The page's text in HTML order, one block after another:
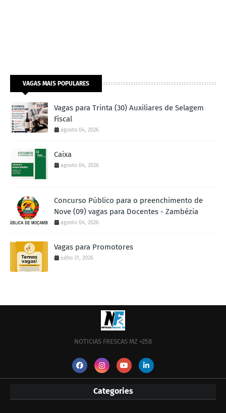
VAGAS MAIS POPULARES
Vagas para Trinta (30) Auxiliares de Selagem
Fiscal
agosto 04, 2026
Caixa
agosto 04, 2026
Concurso Público para o preenchimento de
Nove (09) vagas para Docentes - Zambézia
agosto 04, 2026
Vagas para Promotores
julho 31, 2026
NOTICIAS FRESCAS MZ +258
Categories